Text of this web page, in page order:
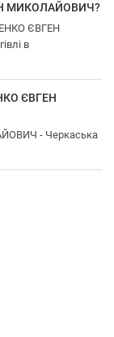
МИКОЛАЙОВИЧ?
ЄВГЕН
в
ЄВГЕН
- Черкаська